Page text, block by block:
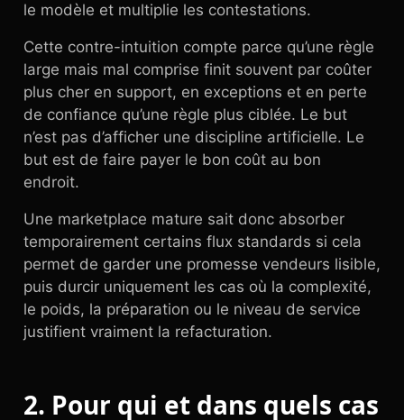
le modèle et multiplie les contestations.
Cette contre-intuition compte parce qu’une règle
large mais mal comprise finit souvent par coûter
plus cher en support, en exceptions et en perte
de confiance qu’une règle plus ciblée. Le but
n’est pas d’afficher une discipline artificielle. Le
but est de faire payer le bon coût au bon
endroit.
Une marketplace mature sait donc absorber
temporairement certains flux standards si cela
permet de garder une promesse vendeurs lisible,
puis durcir uniquement les cas où la complexité,
le poids, la préparation ou le niveau de service
justifient vraiment la refacturation.
2. Pour qui et dans quels cas